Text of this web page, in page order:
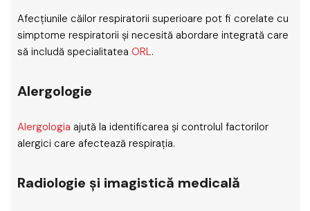
Afecțiunile căilor respiratorii superioare pot fi corelate cu
simptome respiratorii și necesită abordare integrată care
să includă specialitatea ORL.
Alergologie
Alergologia ajută la identificarea și controlul factorilor
alergici care afectează respirația.
Radiologie și imagistică medicală